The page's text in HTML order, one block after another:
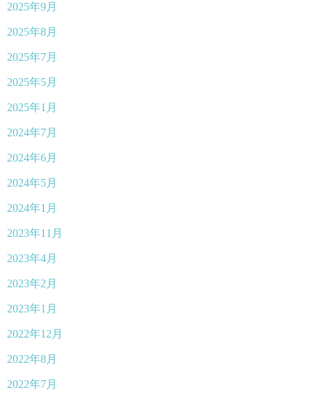
2025年9月
2025年8月
2025年7月
2025年5月
2025年1月
2024年7月
2024年6月
2024年5月
2024年1月
2023年11月
2023年4月
2023年2月
2023年1月
2022年12月
2022年8月
2022年7月